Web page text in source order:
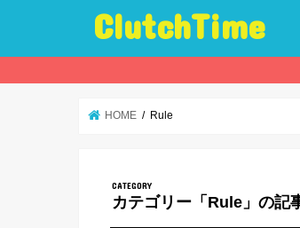
ClutchTime
HOME Rule
カテゴリー「Rule」の記